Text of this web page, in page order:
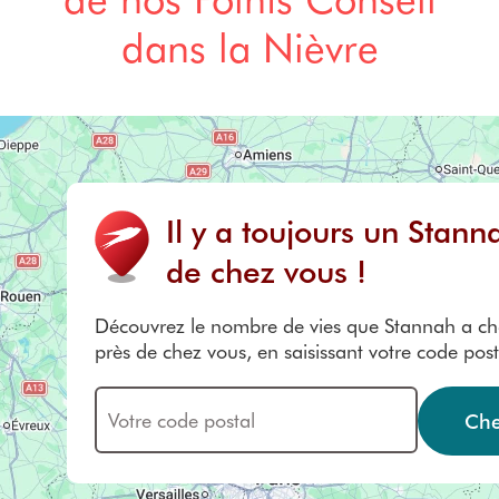
dans la Nièvre
Il y a toujours un
de chez vous !
Découvrez le nombre de vies que Stannah a
près de chez vous, en saisissant votre code